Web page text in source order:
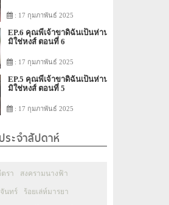
: 17 กุมภาพันธ์ 2025
EP.6 คุณพี่เจ้าขาดิฉันเป็นห่าน
มิใช่หงส์ ตอนที่ 6
: 17 กุมภาพันธ์ 2025
EP.5 คุณพี่เจ้าขาดิฉันเป็นห่าน
มิใช่หงส์ ตอนที่ 5
: 17 กุมภาพันธ์ 2025
ะจำสัปดาห์
รา สงครามนางฟ้า
นทร์ ร้อยเล่ห์มารยา